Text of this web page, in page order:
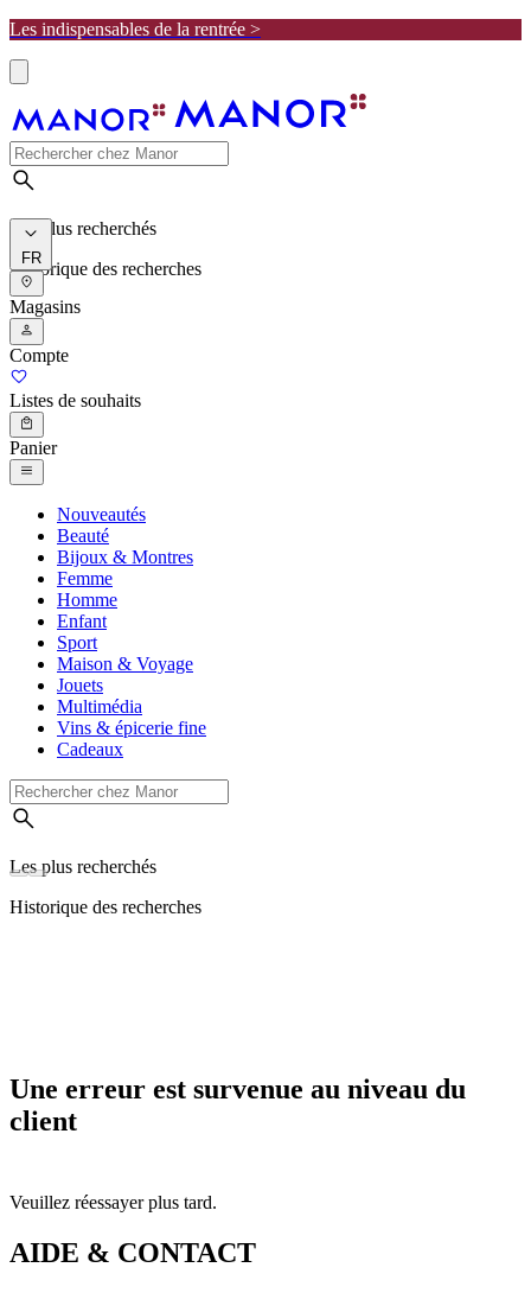
Les indispensables de la rentrée >
Les plus recherchés
Historique des recherches
FR
Magasins
Compte
Listes de souhaits
Panier
Nouveautés
Beauté
Bijoux & Montres
Femme
Homme
Enfant
Sport
Maison & Voyage
Jouets
Multimédia
Vins & épicerie fine
Cadeaux
Les plus recherchés
Historique des recherches
Une erreur est survenue au niveau du
client
Veuillez réessayer plus tard.
AIDE & CONTACT